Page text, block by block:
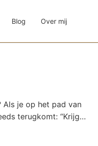
Blog Over mij
Als je op het pad van
terugkomt: “Krijg…